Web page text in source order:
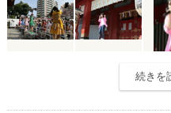
続きを